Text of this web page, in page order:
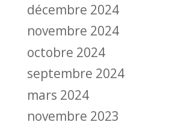
décembre 2024
novembre 2024
octobre 2024
septembre 2024
mars 2024
novembre 2023